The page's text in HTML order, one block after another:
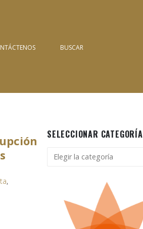
BUSCAR
,
SELECCIONAR CATEGORÍA
Seleccionar
categoría